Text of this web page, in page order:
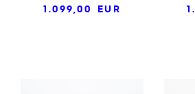
1.099,00
EUR